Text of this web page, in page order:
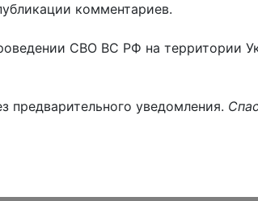
комментариев.
СВО ВС РФ на территории
предварительного уведомления.